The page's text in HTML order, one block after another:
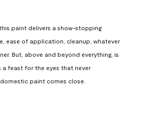
paint delivers a show-stopping
ease of application, cleanup, whatever
But, above and beyond everything, is
feast for the eyes that never
paint comes close.